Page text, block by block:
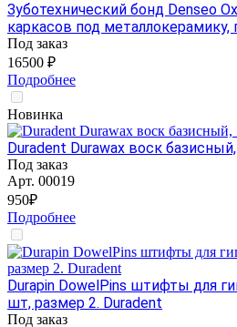
Зуботехнический бонд Denseo
каркасов под металлокерамику,
Под заказ
16500 ₽
Подробнее
Новинка
Duradent Durawax воск
Под заказ
Арт. 00019
950₽
Подробнее
Durapin DowelPins штифты для
шт, размер 2. Duradent
Под заказ